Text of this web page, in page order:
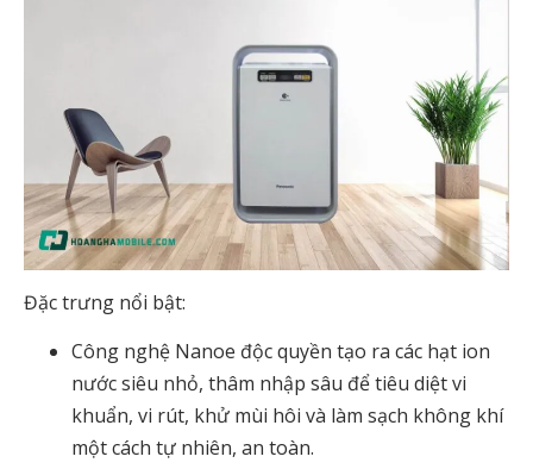
Đặc trưng nổi bật:
Công nghệ Nanoe độc quyền tạo ra các hạt ion
nước siêu nhỏ, thâm nhập sâu để tiêu diệt vi
khuẩn, vi rút, khử mùi hôi và làm sạch không khí
một cách tự nhiên, an toàn.